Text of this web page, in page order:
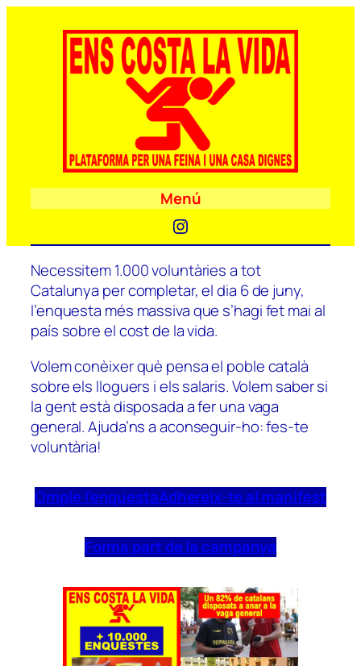
Menú
Instagram
Necessitem 1.000 voluntàries a tot
Catalunya per completar, el dia 6 de juny,
l’enquesta més massiva que s’hagi fet mai al
país sobre el cost de la vida.
Volem conèixer què pensa el poble català
sobre els lloguers i els salaris. Volem saber si
la gent està disposada a fer una vaga
general. Ajuda’ns a aconseguir-ho: fes-te
voluntària!
Omple l’enquestaAdhereix-te al manifest
Forma part de la campanya